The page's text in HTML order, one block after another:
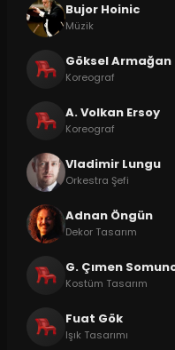
Bujor Hoinic
Müzik
Göksel Armağan
Koreograf
A. Volkan Ersoy
Koreograf
Vladimir Lungu
Orkestra Şefi
Adnan Öngün
Dekor Tasarım
G. Çımen
Kostüm Tasarım
Fuat Gök
Işık Tasarımı